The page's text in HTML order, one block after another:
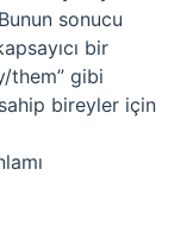
sonucu
bir
them” gibi
bireyler için